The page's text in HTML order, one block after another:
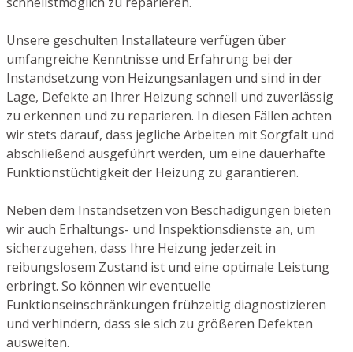
Unsere geschulten Installateure verfügen über
umfangreiche Kenntnisse und Erfahrung bei der
Instandsetzung von Heizungsanlagen und sind in der
Lage, Defekte an Ihrer Heizung schnell und zuverlässig
zu erkennen und zu reparieren. In diesen Fällen achten
wir stets darauf, dass jegliche Arbeiten mit Sorgfalt und
abschließend ausgeführt werden, um eine dauerhafte
Funktionstüchtigkeit der Heizung zu garantieren.
Neben dem Instandsetzen von Beschädigungen bieten
wir auch Erhaltungs- und Inspektionsdienste an, um
sicherzugehen, dass Ihre Heizung jederzeit in
reibungslosem Zustand ist und eine optimale Leistung
erbringt. So können wir eventuelle
Funktionseinschränkungen frühzeitig diagnostizieren
und verhindern, dass sie sich zu größeren Defekten
ausweiten.